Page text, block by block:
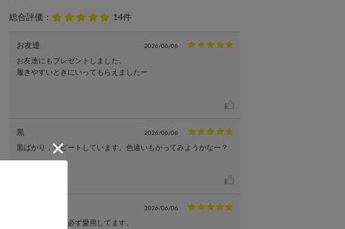
総合評価： 14件
お友達 2026/06/06
お友達にもプレゼントしました。
履きやすいときにいってもらえましたー
黒 2026/06/06
黒ばかり，リピートしています。色違いもかってみようかなー？
2026/06/06
スカートの時に必ず愛用してます。